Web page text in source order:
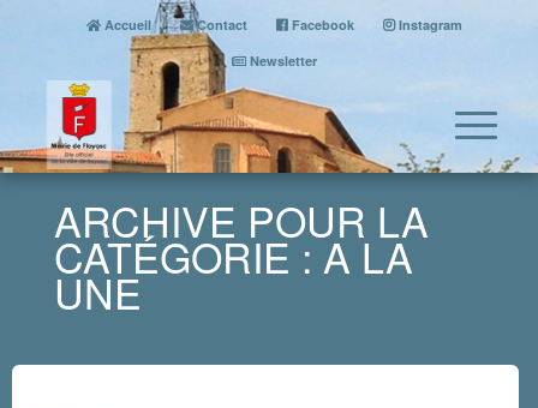
Accueil Contact Facebook
Instagram
Newsletter
ARCHIVE POUR LA
CATÉGORIE : A LA
UNE